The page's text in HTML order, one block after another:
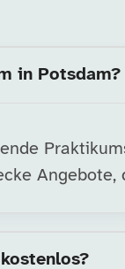
in Potsdam?
Angebote,